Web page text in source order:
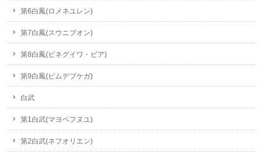
第6白鳳(ロメネユレン)
第7白鳳(スウニブオン)
第8白鳳(ビネグイワ・ビア)
第9白鳳(ピムデブケガ)
白武
第1白武(マヨベフヌユ)
第2白武(ネフオリエン)